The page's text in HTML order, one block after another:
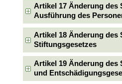
Artikel 17 Änderung des
Ausführung des
Artikel 18 Änderung des
Stiftungsgesetzes
Artikel 19 Änderung des
und